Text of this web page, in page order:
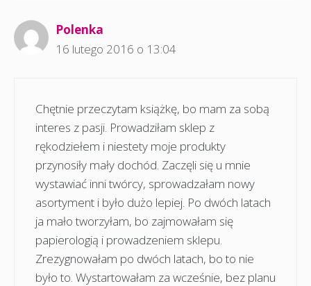
Polenka
16 lutego 2016 o 13:04
Chętnie przeczytam książkę, bo mam za sobą
interes z pasji. Prowadziłam sklep z
rękodziełem i niestety moje produkty
przynosiły mały dochód. Zaczęli się u mnie
wystawiać inni twórcy, sprowadzałam nowy
asortyment i było dużo lepiej. Po dwóch latach
ja mało tworzyłam, bo zajmowałam się
papierologią i prowadzeniem sklepu.
Zrezygnowałam po dwóch latach, bo to nie
było to. Wystartowałam za wcześnie, bez planu